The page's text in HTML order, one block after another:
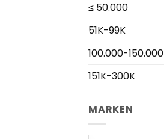
≤ 50.000
51K-99K
100.000-150.000
151K-300K
MARKEN